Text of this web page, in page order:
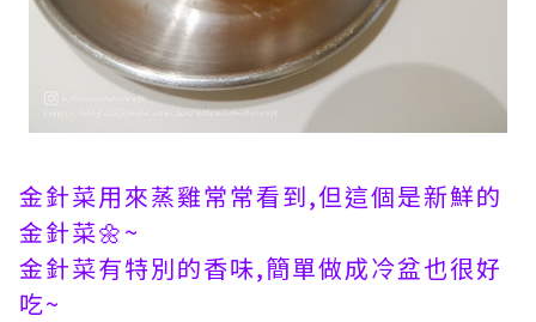
金針菜用來蒸雞常常看到,但這個是新鮮的
金針菜🌼~
金針菜有特別的香味,簡單做成冷盆也很好
吃~